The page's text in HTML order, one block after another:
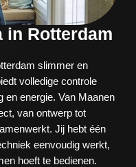
in Rotterdam
slimmer en
volledige controle
en energie. Van Maanen
van ontwerp tot
Jij hebt één
eenvoudig werkt,
hoeft te bedienen.